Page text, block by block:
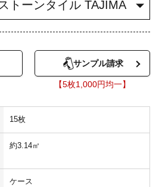
サンプル請求
【5枚1,000円均一】
15枚
約3.14㎡
ケース